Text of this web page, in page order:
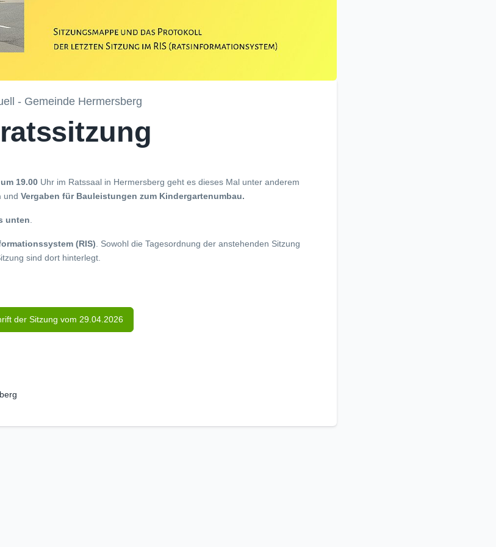
- Gemeinde Hermersberg
19.00 Uhr im Ratssaal in Hermersberg geht es dieses Mal unter anderem
undVergaben für Bauleistungen zum Kindergartenumbau.
unten.
(RIS). Sowohl die Tagesordnung der anstehenden Sitzung
sind dort hinterlegt.
der Sitzung vom 29.04.2026